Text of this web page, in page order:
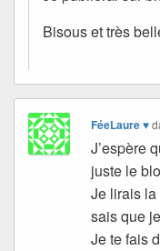
Bisous et très
FéeLaure ♥
J’espère
juste le
Je lirais
sais que
Je te fais